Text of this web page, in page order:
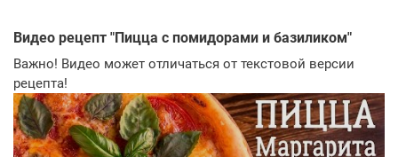
Видео рецепт "Пицца с помидорами и базиликом"
Важно! Видео может отличаться от текстовой версии
рецепта!